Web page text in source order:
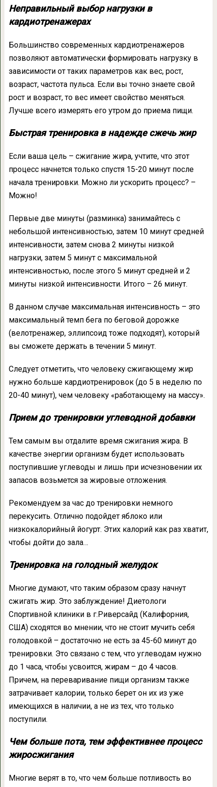
Неправильный выбор нагрузки в
кардиотренажерах
Большинство современных кардиотренажеров
позволяют автоматически формировать нагрузку в
зависимости от таких параметров как вес, рост,
возраст, частота пульса. Если вы точно знаете свой
рост и возраст, то вес имеет свойство меняться.
Лучше всего измерять его утром до приема пищи.
Быстрая тренировка в надежде сжечь жир
Если ваша цель – сжигание жира, учтите, что этот
процесс начнется только спустя 15-20 минут после
начала тренировки. Можно ли ускорить процесс? –
Можно!
Первые две минуты (разминка) занимайтесь с
небольшой интенсивностью, затем 10 минут средней
интенсивности, затем снова 2 минуты низкой
нагрузки, затем 5 минут с максимальной
интенсивностью, после этого 5 минут средней и 2
минуты низкой интенсивности. Итого – 26 минут.
В данном случае максимальная интенсивность – это
максимальный темп бега по беговой дорожке
(велотренажер, эллипсоид тоже подходят), который
вы сможете держать в течении 5 минут.
Следует отметить, что человеку сжигающему жир
нужно больше кардиотренировок (до 5 в неделю по
20-40 минут), чем человеку «работающему на массу».
Прием до тренировки углеводной добавки
Тем самым вы отдалите время сжигания жира. В
качестве энергии организм будет использовать
поступившие углеводы и лишь при исчезновении их
запасов возьмется за жировые отложения.
Рекомендуем за час до тренировки немного
перекусить. Отлично подойдет яблоко или
низкокалорийный йогурт. Этих калорий как раз хватит,
чтобы дойти до зала…
Тренировка на голодный желудок
Многие думают, что таким образом сразу начнут
сжигать жир. Это заблуждение! Диетологи
Спортивной клиники в г.Риверсайд (Калифорния,
США) сходятся во мнении, что не стоит мучить себя
голодовкой – достаточно не есть за 45-60 минут до
тренировки. Это связано с тем, что углеводам нужно
до 1 часа, чтобы усвоится, жирам – до 4 часов.
Причем, на переваривание пищи организм также
затрачивает калории, только берет он их из уже
имеющихся в наличии, а не из тех, что только
поступили.
Чем больше пота, тем эффективнее процесс
жиросжигания
Многие верят в то, что чем больше потливость во